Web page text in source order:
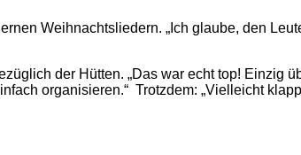
Weihnachtsliedern. „Ich glaube, den
der Hütten. „Das war echt top! Einzig
organisieren.“ Trotzdem: „Vielleicht